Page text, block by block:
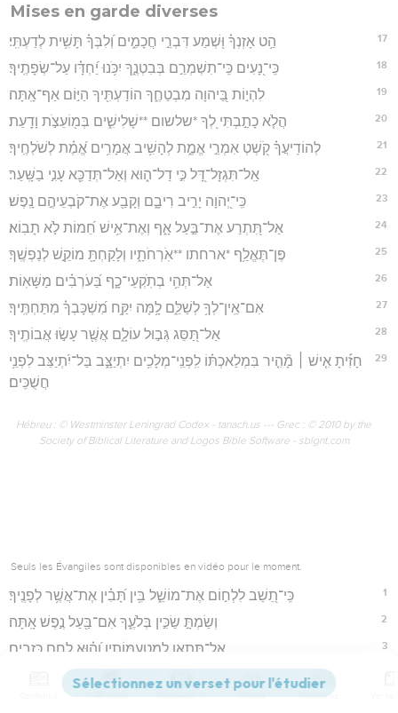
Mises en garde diverses
17 הַ֥ט אָזְנְךָ֗ וּ֭שְׁמַע דִּבְרֵ֣י חֲכָמִ֑ים וְ֝לִבְּךָ֗ תָּשִׁ֥ית לְדַעְתִּֽי׃
18 כִּֽי־נָ֭עִים כִּֽי־תִשְׁמְרֵ֣ם בְּבִטְנֶ֑ךָ יִכֹּ֥נוּ יַ֝חְדָּ֗ו עַל־שְׂפָתֶֽיךָ׃
19 לִהְי֣וֹת בַּ֭יהוָה מִבְטַחֶ֑ךָ הוֹדַעְתִּ֖יךָ הַיּ֣וֹם אַף־אָֽתָּה׃
20 הֲלֹ֤א כָתַ֣בְתִּי לְ֭ךָ *שלשום **שָׁלִישִׁ֑ים בְּמ֖וֹעֵצֹ֣ת וָדָֽעַת׃
21 לְהוֹדִֽיעֲךָ֗ קֹ֭שְׁטְ אִמְרֵ֣י אֱמֶ֑ת לְהָשִׁ֥יב אֲמָרִ֥ים אֱ֝מֶ֗ת לְשֹׁלְחֶֽיךָ׃
22 אַֽל־תִּגְזָל־דָּ֭ל כִּ֣י דַל־ה֑וּא וְאַל־תְּדַכֵּ֖א עָנִ֣י בַשָּֽׁעַר׃
23 כִּֽי־יְ֭הוָה יָרִ֣יב רִיבָ֑ם וְקָבַ֖ע אֶת־קֹבְעֵיהֶ֣ם נָֽפֶשׁ׃
24 אַל־תִּ֭תְרַע אֶת־בַּ֣עַל אָ֑ף וְאֶת־אִ֥ישׁ חֵ֝מוֹת לֹ֣א תָבֽוֹא׃
25 פֶּן־תֶּאֱלַ֥ף *ארחתו **אֹֽרְחֹתָ֑יו וְלָקַחְתָּ֖ מוֹקֵ֣שׁ לְנַפְשֶֽׁךָ׃
26 אַל־תְּהִ֥י בְתֹֽקְעֵי־כָ֑ף בַּ֝עֹרְבִ֗ים מַשָּׁאֽוֹת׃
27 אִם־אֵֽין־לְךָ֥ לְשַׁלֵּ֑ם לָ֥מָּה יִקַּ֥ח מִ֝שְׁכָּבְךָ֗ מִתַּחְתֶּֽיךָ׃
28 אַל־תַּ֭סֵּג גְּב֣וּל עוֹלָ֑ם אֲשֶׁ֖ר עָשׂ֣וּ אֲבוֹתֶֽיךָ׃
29
חָזִ֡יתָ אִ֤ישׁ ׀ מָ֘הִ֤יר בִּמְלַאכְתּ֗וֹ לִֽפְנֵֽי־מְלָכִ֥ים יִתְיַצָּ֑ב בַּל־יִ֝תְיַצֵּב לִפְנֵ֥י
חֲשֻׁכִּֽים׃
Hébreu : © Westminster Leningrad Codex - tanach.us --- Grec : © 2010 by the
Society of Biblical Literature and Logos Bible Software - sblgnt.com
Seuls les Évangiles sont disponibles en vidéo pour le moment.
1 כִּֽי־תֵ֭שֵׁב לִלְח֣וֹם אֶת־מוֹשֵׁ֑ל בִּ֥ין תָּ֝בִ֗ין אֶת־אֲשֶׁ֥ר לְפָנֶֽיךָ׃
2 וְשַׂמְתָּ֣ שַׂכִּ֣ין בְּלֹעֶ֑ךָ אִם־בַּ֖עַל נֶ֣פֶשׁ אָֽתָּה׃
3 אַל־תִּ֭תְאָו לְמַטְעַמּוֹתָ֑יו וְ֝ה֗וּא לֶ֣חֶם כְּזָבִֽים׃
אַל־תִּיגַ֥ע לְֽהַעֲשִׁ֑יר מִֽבִּינָתְךָ֥ חֲדָֽל׃
*התעוף **הֲתָ֤עִיף עֵינֶ֥יךָ בּ֗וֹ וְֽאֵ֫ינֶ֥נּוּ כִּ֤י עָשֹׂ֣ה יַעֲשֶׂה־לּ֣וֹ כְנָפַ֑יִם כְּ֝נֶ֗שֶׁר
Versions Commentaires Strong